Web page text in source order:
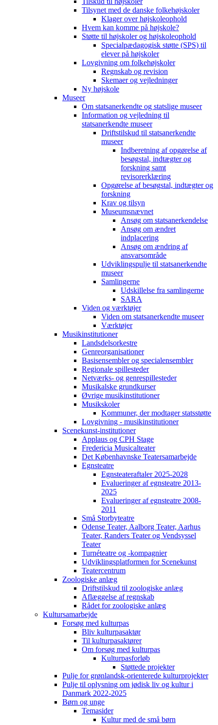
Tilsynet med de danske folkehøjskoler
Klager over højskoleophold
Hvem kan komme på højskole?
Støtte til højskoler og højskoleophold
Specialpædagogisk støtte (SPS) til
elever på højskoler
Lovgivning om folkehøjskoler
Regnskab og revision
Skemaer og vejledninger
Ny højskole
Museer
Om statsanerkendte og statslige museer
Information og vejledning til
statsanerkendte museer
Driftstilskud til statsanerkendte
museer
Indberetning af opgørelse af
besøgstal, indtægter og
forskning samt
revisorerklæring
Opgørelse af besøgstal, indtægter og
forskning
Krav og tilsyn
Museumsnævnet
Ansøg om statsanerkendelse
Ansøg om ændret
indplacering
Ansøg om ændring af
ansvarsområde
Udviklingspulje til statsanerkendte
museer
Samlingerne
Udskillelse fra samlingerne
SARA
Viden og værktøjer
Viden om statsanerkendte museer
Værktøjer
Musikinstitutioner
Landsdelsorkestre
Genreorganisationer
Basisensembler og specialensembler
Regionale spillesteder
Netværks- og genrespillesteder
Musikalske grundkurser
Øvrige musikinstitutioner
Musikskoler
Kommuner, der modtager statsstøtte
Lovgivning - musikinstitutioner
Scenekunst-institutioner
Applaus og CPH Stage
Fredericia Musicalteater
Det Københavnske Teatersamarbejde
Egnsteatre
Egnsteateraftaler 2025-2028
Evalueringer af egnsteatre 2013-
2025
Evalueringer af egnsteatre 2008-
2011
Små Storbyteatre
Odense Teater, Aalborg Teater, Aarhus
Teater, Randers Teater og Vendsyssel
Teater
Turnéteatre og -kompagnier
Udviklingsplatformen for Scenekunst
Teatercentrum
Zoologiske anlæg
Driftstilskud til zoologiske anlæg
Aflæggelse af regnskab
Rådet for zoologiske anlæg
Kultursamarbejde
Forsøg med kulturpas
Bliv kulturpasaktør
Til kulturpasaktører
Om forsøg med kulturpas
Kulturpasforløb
Støttede projekter
Pulje for grønlandsk-orienterede kulturprojekter
Pulje til oplysning om jødisk liv og kultur i
Danmark 2022-2025
Børn og unge
Temasider
Kultur med de små børn